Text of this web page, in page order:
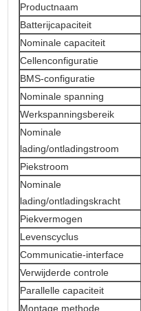
Productnaam
Batterijcapaciteit
Nominale capaciteit
Cellenconfiguratie
BMS-configuratie
Nominale spanning
Werkspanningsbereik
Nominale
lading/ontladingstroom
Piekstroom
Nominale
lading/ontladingskracht
Piekvermogen
Levenscyclus
Communicatie-interface
Verwijderde controle
Parallelle capaciteit
Montage methode